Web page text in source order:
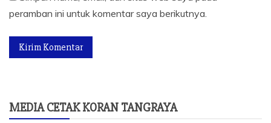
peramban ini untuk komentar saya berikutnya.
MEDIA CETAK KORAN TANGRAYA